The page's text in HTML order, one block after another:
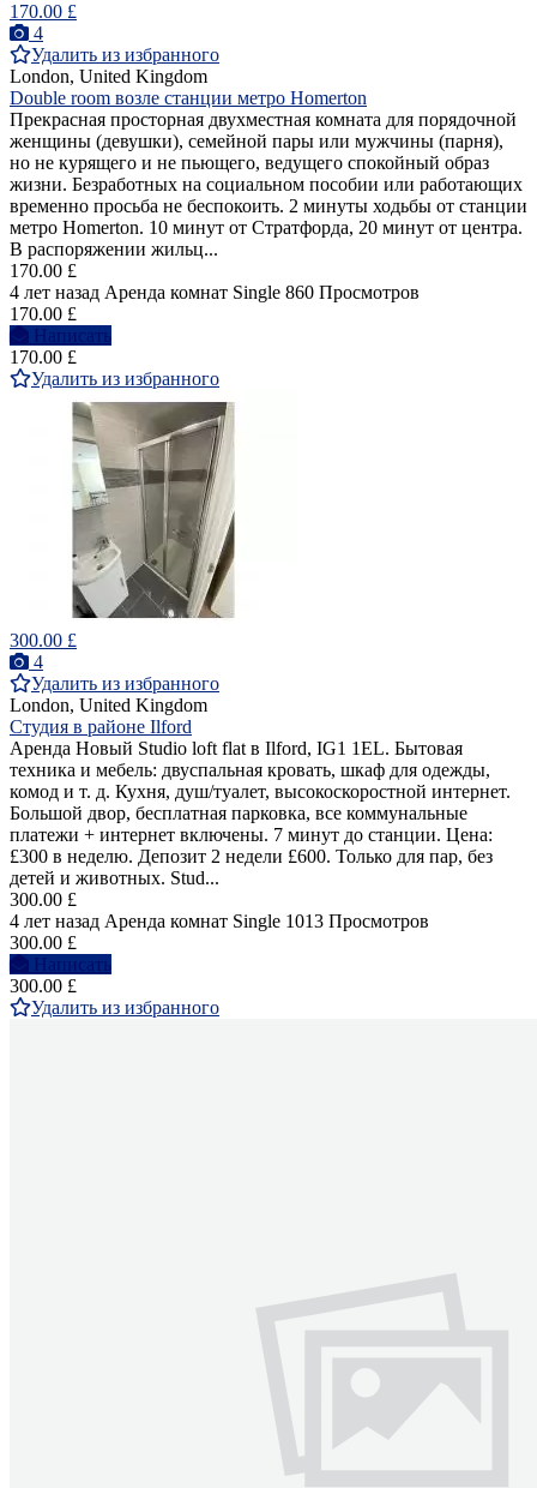
170.00 £
4
Удалить из избранного
London, United Kingdom
Double room возле станции метро Homerton
Прекрасная просторная двухместная комната для порядочной
женщины (девушки), семейной пары или мужчины (парня),
но не курящего и не пьющего, ведущего спокойный образ
жизни. Безработных на социальном пособии или работающих
временно просьба не беспокоить. 2 минуты ходьбы от станции
метро Homerton. 10 минут от Стратфорда, 20 минут от центра.
В распоряжении жильц...
170.00 £
4 лет назад Аренда комнат Single 860 Просмотров
170.00 £
Написать
170.00 £
Удалить из избранного
300.00 £
4
Удалить из избранного
London, United Kingdom
Студия в районе Ilford
Аренда Новый Studio loft flat в Ilford, IG1 1EL. Бытовая
техника и мебель: двуспальная кровать, шкаф для одежды,
комод и т. д. Кухня, душ/туалет, высокоскоростной интернет.
Большой двор, бесплатная парковка, все коммунальные
платежи + интернет включены. 7 минут до станции. Цена:
£300 в неделю. Депозит 2 недели £600. Только для пар, без
детей и животных. Stud...
300.00 £
4 лет назад Аренда комнат Single 1013 Просмотров
300.00 £
Написать
300.00 £
Удалить из избранного